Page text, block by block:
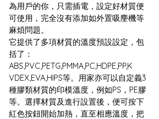
為用戶的你，只需插電，設定好材質便
可使用，完全沒有添加如外置吸麈機等
麻煩問題。
它提供了多項材質的溫度預設設定，包
括了：
ABS,PVC,PETG,PMMA,PC,HDPE,PP,K
VDEX,EVA,HIPS等。用家亦可以自定義3
種膠類材質的印模溫度，例如PS，PE膠
等。選擇材質及進行設置後，便可按下
紅色按鈕開始加熱，直至相應溫度，把